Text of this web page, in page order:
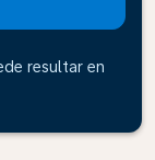
resultar en